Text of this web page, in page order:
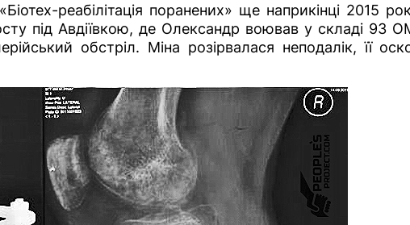
реабілітація поранених» ще наприкінці 2015
під Авдіївкою, де Олександр воював у складі 93
обстріл. Міна розірвалася неподалік, її